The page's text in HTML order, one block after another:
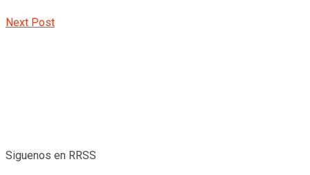
Next Post
Siguenos en RRSS